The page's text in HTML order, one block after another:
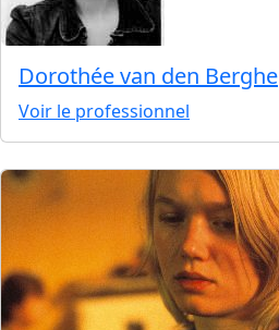
Dorothée van den Berghe
Voir le professionnel